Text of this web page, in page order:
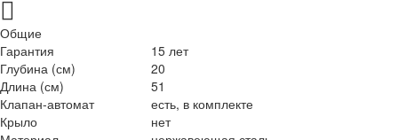
Общие
Гарантия
15 лет
Глубина (см)
20
Длина (см)
51
Клапан-автомат
есть, в комплекте
Крыло
нет